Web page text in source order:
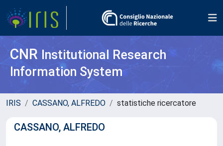
CNR Institutional Research
Information System
IRIS CASSANO, ALFREDO statistiche ricercatore
CASSANO, ALFREDO